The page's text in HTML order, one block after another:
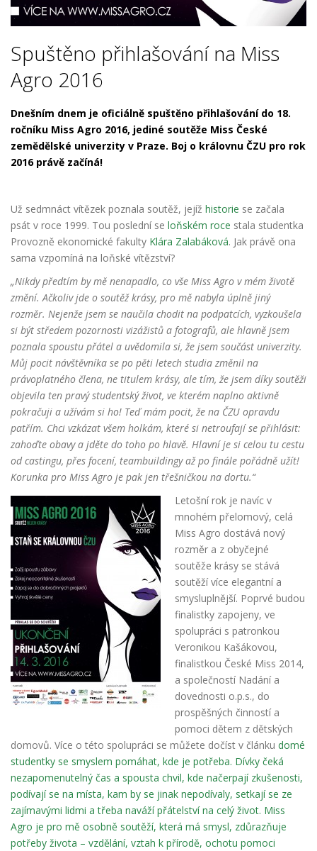
Spuštěno přihlašování na Miss
Agro 2016
Dnešním dnem je oficiálně spuštěno přihlašování do 18.
ročníku Miss Agro 2016, jediné soutěže Miss České
zemědělské univerzity v Praze. Boj o královnu ČZU pro rok
2016 právě začíná!
Už sedmnáct vítězek poznala soutěž, jejíž historie se začala
psát v roce 1999. Tou poslední se loňském roce stala studentka
Provozně ekonomické fakulty Klára Zalabáková. Jak právě ona
sama vzpomíná na loňské vítězství?
„Nikdy předtím by mě nenapadlo, co vše Miss Agro v mém životě
změní. Ačkoliv jde o soutěž krásy, pro mě nabyla úplně jiný
rozměr. Nejenže jsem se naučila chodit na podpatcích, vyzkoušela
si být středem pozornosti vizážistů a fotografů, ale hlavně jsem
poznala spoustu přátel a uvědomila si, že jsem součást univerzity.
Můj pocit návštěvníka se po pěti letech studia změnil na
právoplatného člena, ne titulem krásy, ale tím, že jsem díky soutěži
objevila ten pravý studentský život, ve kterém naplno aktivně
pokračuji a užívám si ho! Teď mám pocit, že na ČZU opravdu
patřím. Chci vzkázat všem holkám, které si netroufají se přihlásit:
zahoďte obavy a jděte do toho po hlavě. Hlavní je si celou tu cestu
od castingu, přes focení, teambuildingy až po finále pořádně užít!
Korunka pro Miss Agro je pak jen třešničkou na dortu.“
Letošní rok je navíc v
mnohém přelomový, celá
Miss Agro dostává nový
rozměr a z obyčejné
soutěže krásy se stává
soutěží více elegantní a
smysluplnější. Poprvé budou
finalistky zapojeny, ve
spolupráci s patronkou
Veronikou Kašákovou,
finalistkou České Miss 2014,
a společností Nadání a
dovednosti o.p.s., do
prospěšných činností a
pomoci dětem z dětských
domovů. Více o této spolupráci se můžete dočíst v článku domé
studentky se smyslem pomáhat, kde je potřeba. Dívky čeká
nezapomenutelný čas a spousta chvil, kde načerpají zkušenosti,
podívají se na místa, kam by se jinak nepodívaly, setkají se ze
zajímavými lidmi a třeba naváží přátelství na celý život. Miss
Agro je pro mě osobně soutěží, která má smysl, zdůrazňuje
potřeby života – vzdělání, vztah k přírodě, ochotu pomoci